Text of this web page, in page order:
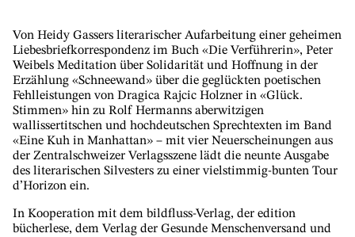
Von Heidy Gassers literarischer Aufarbeitung einer geheimen
Liebesbriefkorrespondenz im Buch «Die Verführerin», Peter
Weibels Meditation über Solidarität und Hoffnung in der
Erzählung «Schneewand» über die geglückten poetischen
Fehlleistungen von Dragica Rajcic Holzner in «Glück.
Stimmen» hin zu Rolf Hermanns aberwitzigen
wallissertitschen und hochdeutschen Sprechtexten im Band
«Eine Kuh in Manhattan» – mit vier Neuerscheinungen aus
der Zentralschweizer Verlagsszene lädt die neunte Ausgabe
des literarischen Silvesters zu einer vielstimmig-bunten Tour
d’Horizon ein.
In Kooperation mit dem bildfluss-Verlag, der edition
bücherlese, dem Verlag der Gesunde Menschenversand und